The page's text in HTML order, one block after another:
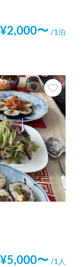
¥2,000〜 /1泊
¥5,000〜 /1人